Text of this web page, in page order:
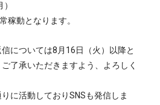
稼動となります。
については8月16日（火）以降と
了承いただきますよう、よろしく
に活動しておりSNSも発信しま